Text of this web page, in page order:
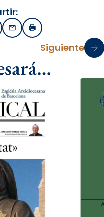
EmailImprimir
Siguiente